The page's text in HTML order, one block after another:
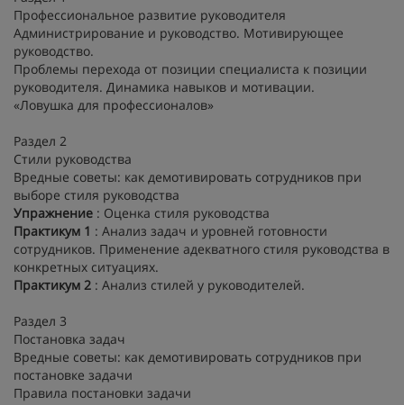
Профессиональное развитие руководителя
Администрирование и руководство. Мотивирующее
руководство.
Проблемы перехода от позиции специалиста к позиции
руководителя. Динамика навыков и мотивации.
«Ловушка для профессионалов»
Раздел 2
Стили руководства
Вредные советы: как демотивировать сотрудников при
выборе стиля руководства
Упражнение : Оценка стиля руководства
Практикум 1 : Анализ задач и уровней готовности
сотрудников. Применение адекватного стиля руководства в
конкретных ситуациях.
Практикум 2 : Анализ стилей у руководителей.
Раздел 3
Постановка задач
Вредные советы: как демотивировать сотрудников при
постановке задачи
Правила постановки задачи